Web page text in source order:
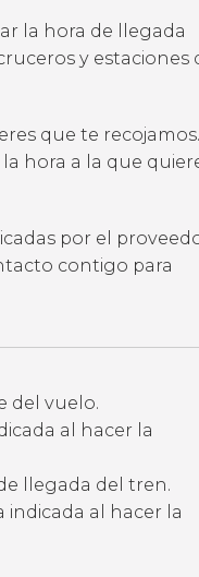
la hora de llegada
y estaciones
que te recojamos.
hora a la que
por el
contigo para
del vuelo.
al hacer la
llegada del tren.
indicada al hacer la